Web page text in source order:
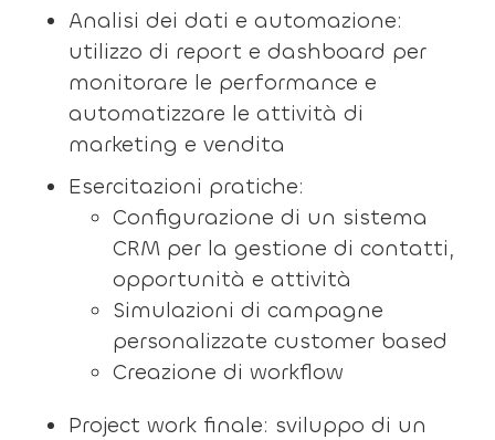
Analisi dei dati e automazione:
utilizzo di report e dashboard per
monitorare le performance e
automatizzare le attività di
marketing e vendita
Esercitazioni pratiche:
Configurazione di un sistema
CRM per la gestione di contatti,
opportunità e attività
Simulazioni di campagne
personalizzate customer based
Creazione di workflow
Project work finale: sviluppo di un